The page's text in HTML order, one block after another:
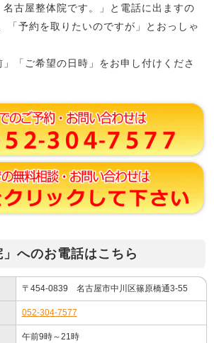
古屋整体院です。」と電話に出ますの
「予約を取りたいのですが」とおっしゃ
「ご希望の日時」をお申し付けくださ
」へのお電話はこちら
〒454-0839 名古屋市中川区篠原橋通3-55
052-304-7577
午前9時～21時